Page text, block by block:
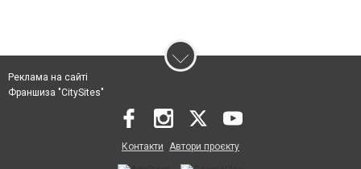
Реклама на сайті
Франшиза "CitySites"
Контакти Автори проєкту